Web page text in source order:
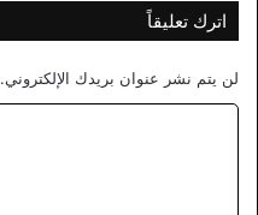
اترك تعليقاً
لن يتم نشر عنوان بريدك الإلكتروني.